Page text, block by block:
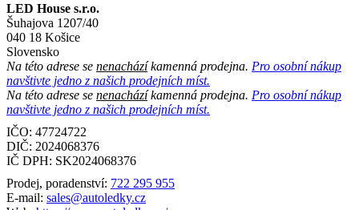
LED House s.r.o.
Šuhajova 1207/40
040 18 Košice
Slovensko
Na této adrese se nenacházíkamenná prodejna. Pro osobní nákup
navštivte jedno z našich prodejních míst.
Na této adrese se nenacházíkamenná prodejna. Pro osobní nákup
navštivte jedno z našich prodejních míst.
IČO: 47724722
DIČ: 2024068376
IČ DPH: SK2024068376
Prodej, poradenství: 722 295 955
E-mail: sales@autoledky.cz